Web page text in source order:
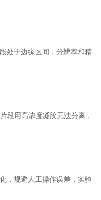
处于边缘区间，分辨率和精
段用高浓度凝胶无法分离，
，规避人工操作误差，实验